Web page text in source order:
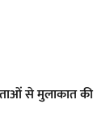
से मुलाकात की